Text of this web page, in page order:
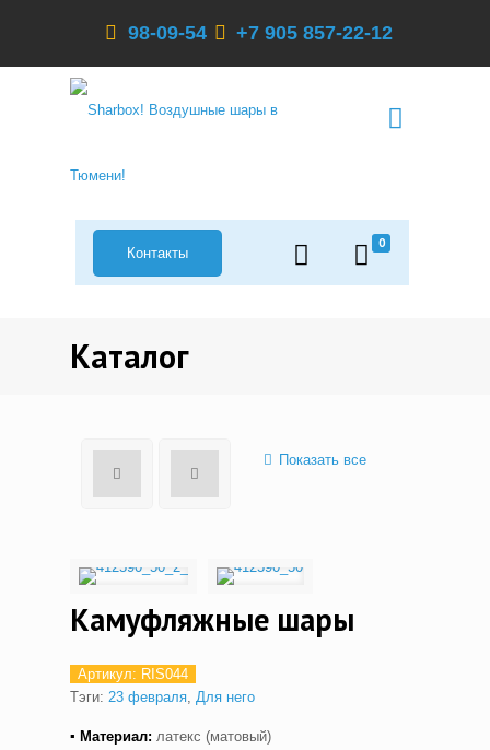
98-09-54 +7 905 857-22-12
0
Контакты
Каталог
Показать все
Камуфляжные шары
Артикул: RIS044
Тэги: 23 февраля, Для него
▪ Материал: латекс (матовый)